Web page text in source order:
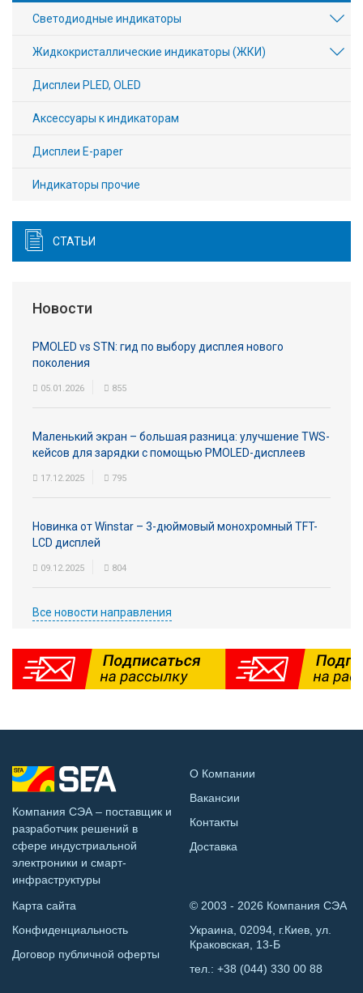
Светодиодные индикаторы
Жидкокристаллические индикаторы (ЖКИ)
Дисплеи PLED, OLED
Аксессуары к индикаторам
Дисплеи E-paper
Индикаторы прочие
СТАТЬИ
Новости
PMOLED vs STN: гид по выбору дисплея нового
поколения
05.01.2026 855
Маленький экран – большая разница: улучшение TWS-
кейсов для зарядки с помощью PMOLED-дисплеев
17.12.2025 795
Новинка от Winstar – 3-дюймовый монохромный TFT-
LCD дисплей
09.12.2025 804
Все новости направления
Компания СЭА – поставщик и
разработчик решений в
сфере индустриальной
электроники и смарт-
инфраструктуры
О Компании
Вакансии
Контакты
Доставка
Карта сайта
Конфиденциальность
Договор публичной оферты
© 2003 - 2026 Компания СЭА
Украина, 02094, г.Киев, ул.
Краковская, 13-Б
тел.: +38 (044) 330 00 88